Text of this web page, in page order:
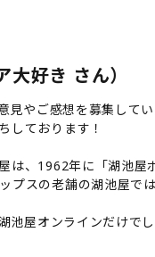
好き さん）
やご感想を募集してい
しております！
は、1962年に「湖池
スの老舗の湖池屋で
屋オンラインだけで